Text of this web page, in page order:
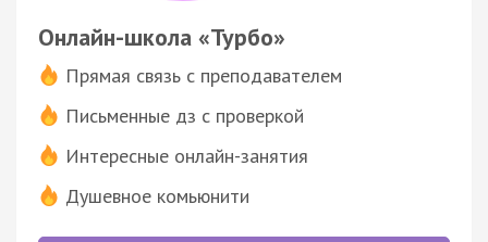
Онлайн-школа «Турбо»
Прямая связь с преподавателем
Письменные дз с проверкой
Интересные онлайн-занятия
Душевное комьюнити